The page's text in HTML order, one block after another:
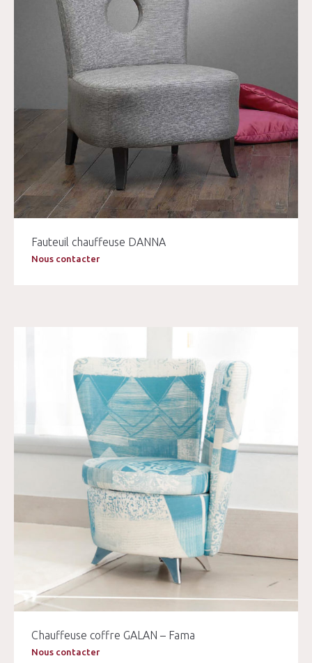
Fauteuil chauffeuse DANNA
Nous contacter
Chauffeuse coffre GALAN – Fama
Nous contacter